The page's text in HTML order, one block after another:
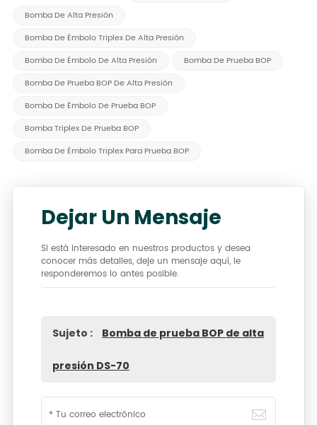
Bomba De Alta Presión
Bomba De Émbolo Triplex De Alta Presión
Bomba De Émbolo De Alta Presión
Bomba De Prueba BOP
Bomba De Prueba BOP De Alta Presión
Bomba De Émbolo De Prueba BOP
Bomba Triplex De Prueba BOP
Bomba De Émbolo Triplex Para Prueba BOP
Dejar Un Mensaje
Si está interesado en nuestros productos y desea
conocer más detalles, deje un mensaje aquí, le
responderemos lo antes posible.
Sujeto : Bomba de prueba BOP de alta
presión DS-70